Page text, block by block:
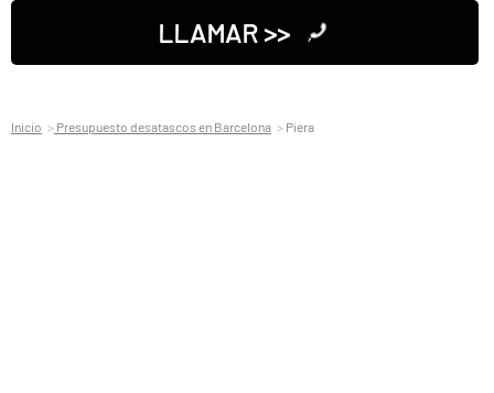
LLAMAR >>
Inicio Presupuesto desatascos en Barcelona Piera